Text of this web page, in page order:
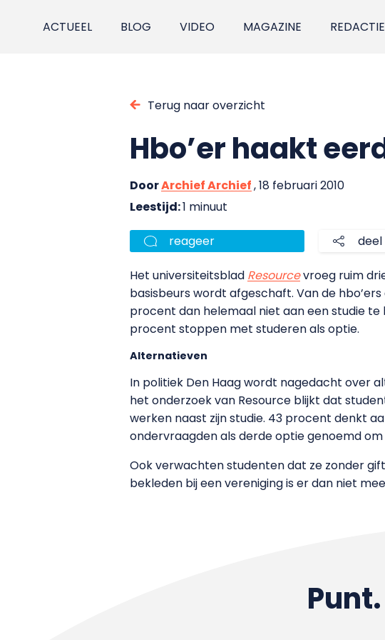
ACTUEEL BLOG VIDEO MAGAZINE REDACTIE
Terug naar overzicht
Hbo’er haakt
DoorArchief Archief, 18 februari 2010
Leestijd:1 minuut
reageer deel
Het universiteitsblad Resourcevroeg ruim
basisbeurs wordt afgeschaft. Van de
procent dan helemaal niet aan een studie
procent stoppen met studeren als optie.
Alternatieven
In politiek Den Haag wordt nagedacht over
het onderzoek van Resource blijkt dat
werken naast zijn studie. 43 procent denkt
ondervraagden als derde optie genoemd
Ook verwachten studenten dat ze zonder
bekleden bij een vereniging is er dan niet